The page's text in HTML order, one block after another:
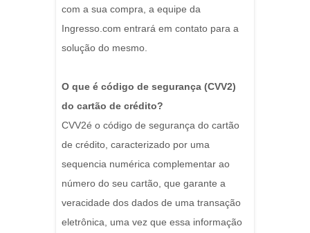
com a sua compra, a equipe da
Ingresso.com entrará em contato para a
solução do mesmo.
O que é código de segurança (CVV2)
do cartão de crédito?
CVV2é o código de segurança do cartão
de crédito, caracterizado por uma
sequencia numérica complementar ao
número do seu cartão, que garante a
veracidade dos dados de uma transação
eletrônica, uma vez que essa informação